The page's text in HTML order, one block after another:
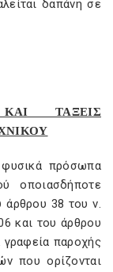
δαπάνη σε
ΤΑΞΕΙΣ
φυσικά πρόσωπα
οποιασδήποτε
38 του ν.
και του άρθρου
παροχής
που ορίζονται